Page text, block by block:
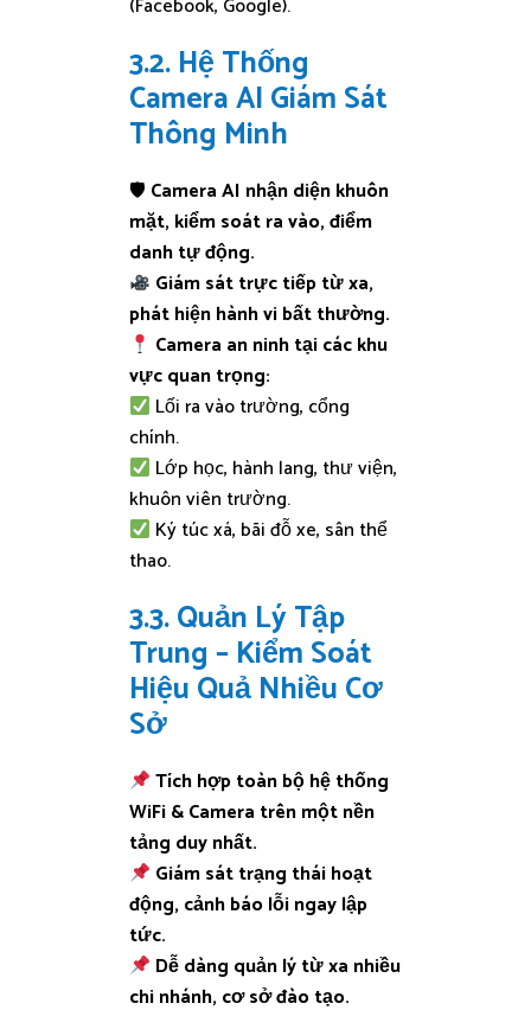
(Facebook, Google).
3.2. Hệ Thống
Camera AI Giám Sát
Thông Minh
🛡 Camera AI nhận diện khuôn
mặt, kiểm soát ra vào, điểm
danh tự động.
Giám sát trực tiếp từ xa,
phát hiện hành vi bất thường.
Camera an ninh tại các khu
vực quan trọng:
Lối ra vào trường, cổng
chính.
Lớp học, hành lang, thư viện,
khuôn viên trường.
Ký túc xá, bãi đỗ xe, sân thể
thao.
3.3. Quản Lý Tập
Trung – Kiểm Soát
Hiệu Quả Nhiều Cơ
Sở
Tích hợp toàn bộ hệ thống
WiFi & Camera trên một nền
tảng duy nhất.
Giám sát trạng thái hoạt
động, cảnh báo lỗi ngay lập
tức.
Dễ dàng quản lý từ xa nhiều
chi nhánh, cơ sở đào tạo.